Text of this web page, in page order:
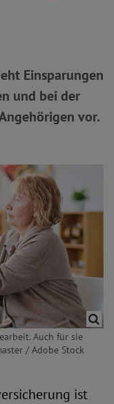
Einsparungen
und bei der
vor.
Auch für sie
/ Adobe Stock
ist